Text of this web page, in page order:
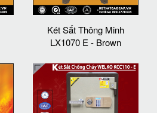
Két Sắt Thông Minh
LX1070 E - Brown